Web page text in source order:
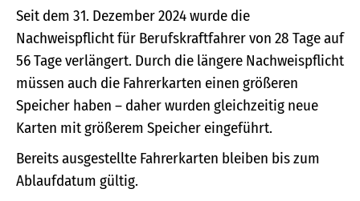
Seit dem 31. Dezember 2024 wurde die
Nachweispflicht für Berufskraftfahrer von 28 Tage auf
56 Tage verlängert. Durch die längere Nachweispflicht
müssen auch die Fahrerkarten einen größeren
Speicher haben – daher wurden gleichzeitig neue
Karten mit größerem Speicher eingeführt.
Bereits ausgestellte Fahrerkarten bleiben bis zum
Ablaufdatum gültig.